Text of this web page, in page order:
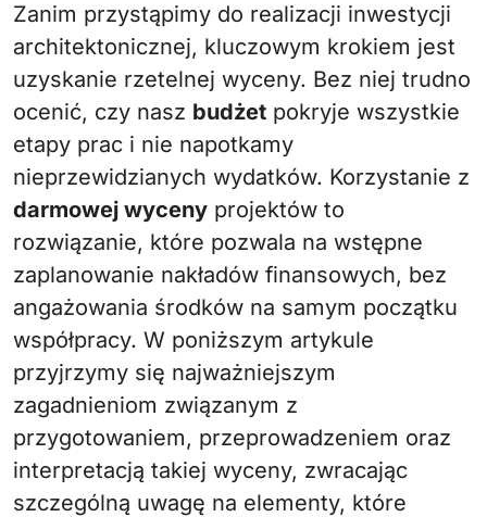
Zanim przystąpimy do realizacji inwestycji
architektonicznej, kluczowym krokiem jest
uzyskanie rzetelnej wyceny. Bez niej trudno
ocenić, czy nasz budżet pokryje wszystkie
etapy prac i nie napotkamy
nieprzewidzianych wydatków. Korzystanie z
darmowej wyceny projektów to
rozwiązanie, które pozwala na wstępne
zaplanowanie nakładów finansowych, bez
angażowania środków na samym początku
współpracy. W poniższym artykule
przyjrzymy się najważniejszym
zagadnieniom związanym z
przygotowaniem, przeprowadzeniem oraz
interpretacją takiej wyceny, zwracając
szczególną uwagę na elementy, które